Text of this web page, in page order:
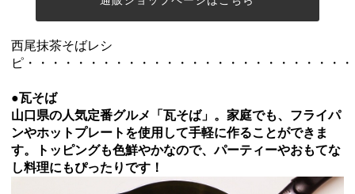
西尾抹茶そばレシ
ピ・・・・・・・・・・・・・・・・・・・・・・・・・
●瓦そば
山口県の人気定番グルメ「瓦そば」。 家庭でも、フライパ
ンやホットプレートを使用して手軽に作ることができま
す。トッピングも色鮮やかなので、パーティーやおもてな
し料理にもぴったりです！